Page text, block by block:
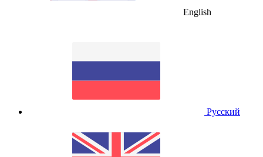
English
Русский